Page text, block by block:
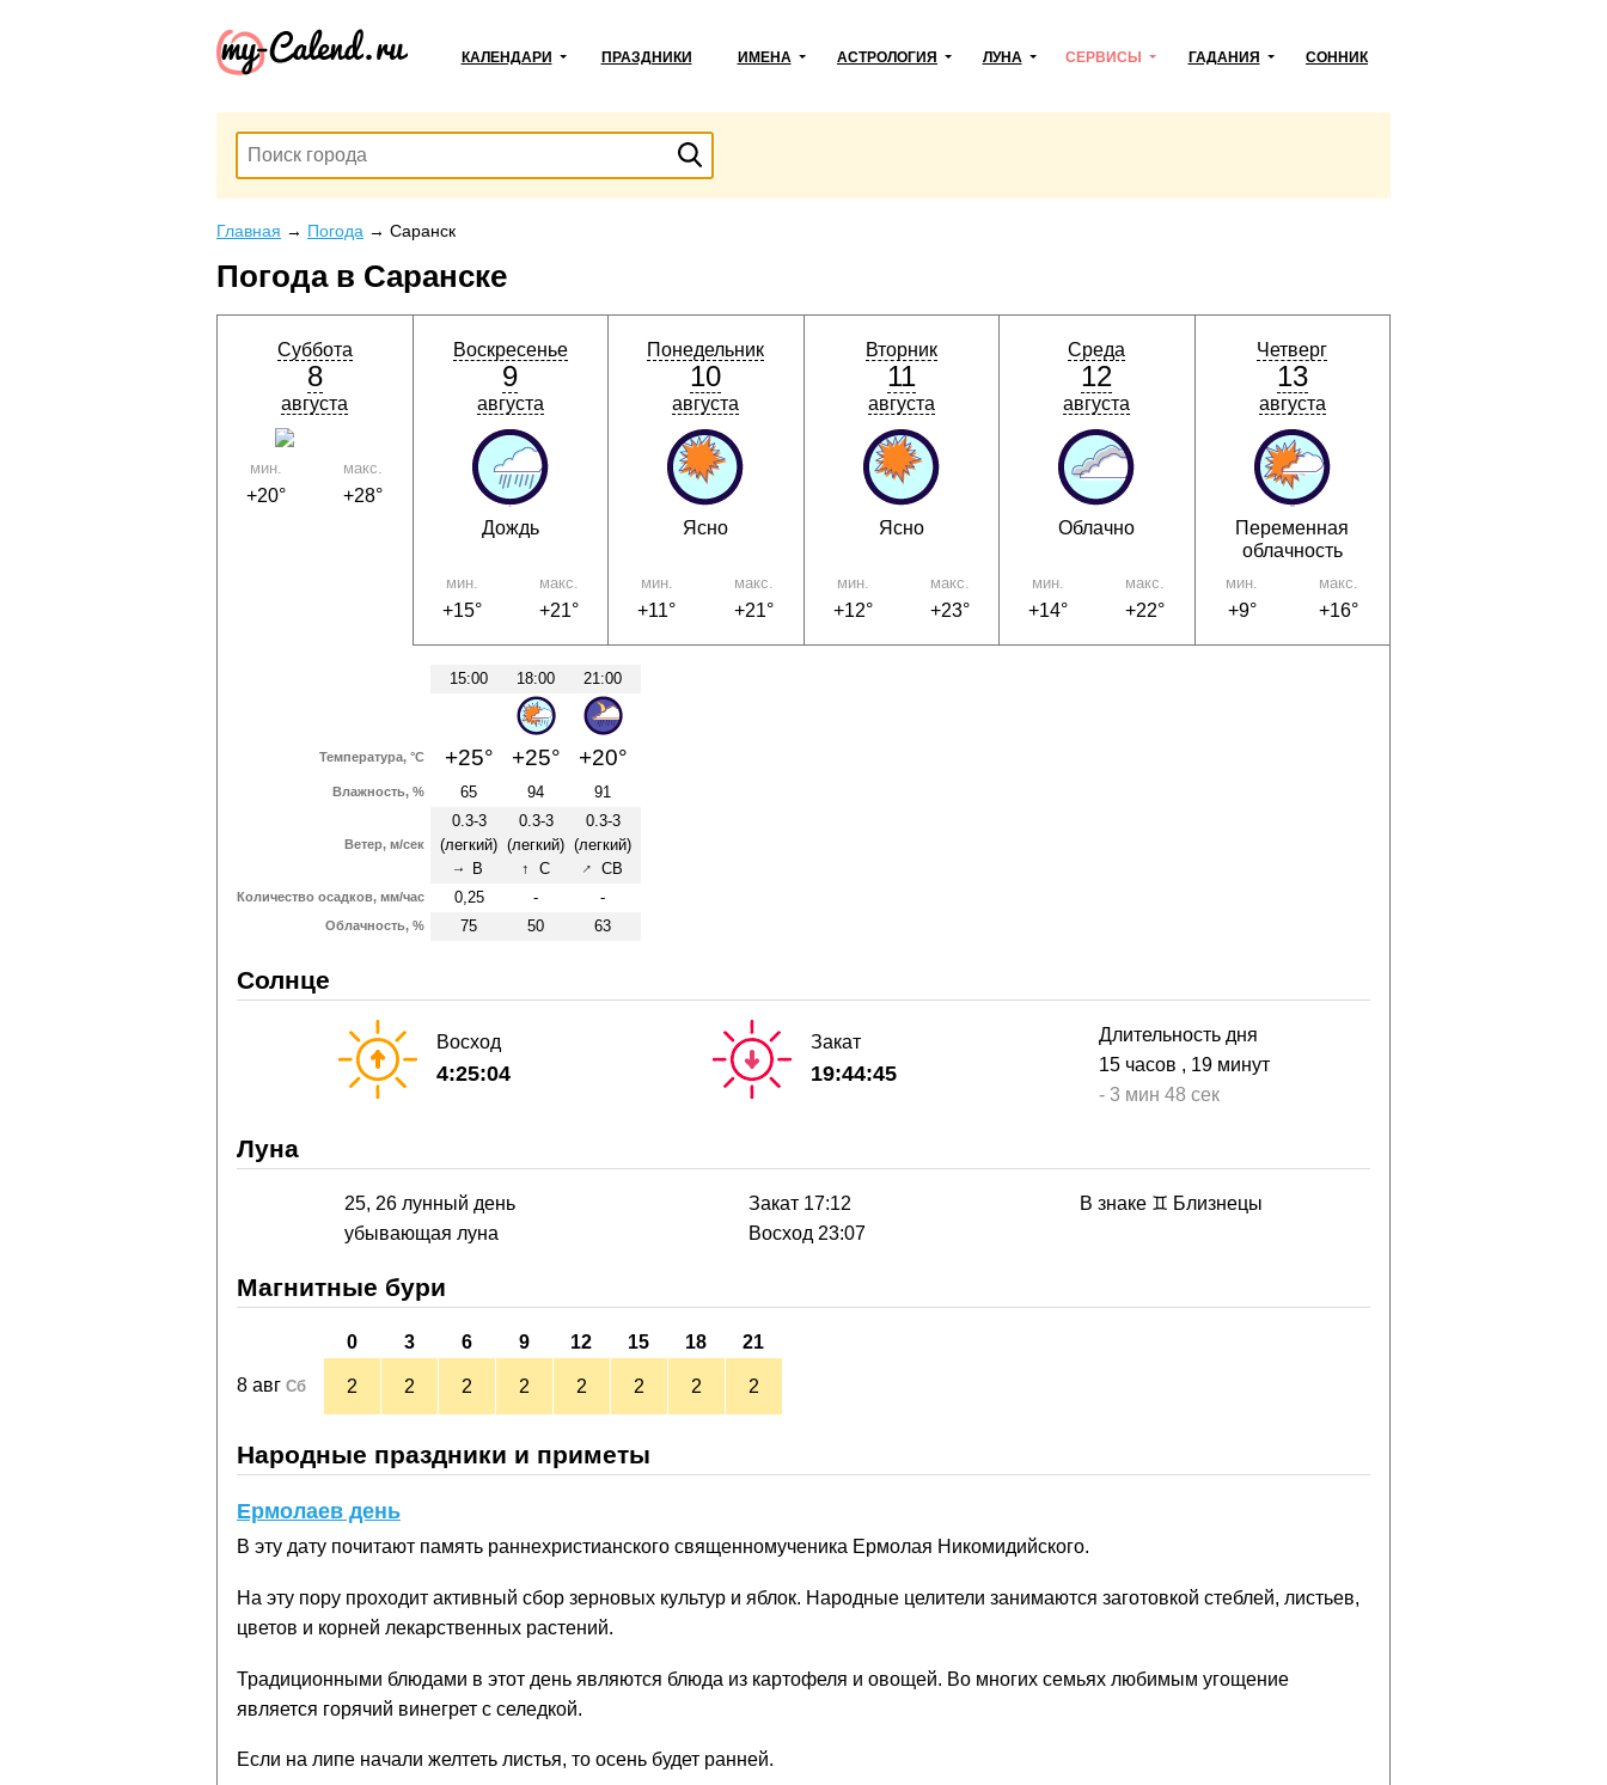
КАЛЕНДАРИ ПРАЗДНИКИ ИМЕНА АСТРОЛОГИЯ ЛУНА СЕРВИСЫ ГАДАНИЯ СОННИК
Главная → Погода → Саранск
Погода в Саранске
Суббота
8
августа
мин.
+20°
макс.
+28°
Воскресенье
9
августа
Дождь
мин.
+15°
макс.
+21°
Понедельник
10
августа
Ясно
мин.
+11°
макс.
+21°
Вторник
11
августа
Ясно
мин.
+12°
макс.
+23°
Среда
12
августа
Облачно
мин.
+14°
макс.
+22°
Четверг
13
августа
Переменная
облачность
мин.
+9°
макс.
+16°
15:00 18:00 21:00
Температура, °C +25° +25° +20°
Влажность, % 65 94 91
Ветер, м/сек
0.3-3
(легкий)
↑ В
0.3-3
(легкий)
↑
С
0.3-3
(легкий)
↑ СВ
Количество осадков, мм/час 0,25 - -
Облачность, % 75 50 63
Солнце
Восход
4:25:04
Закат
19:44:45
Длительность дня
15 часов , 19 минут
- 3 мин 48 сек
Луна
25, 26 лунный день
убывающая луна
Закат 17:12
Восход 23:07
В знаке ♊ Близнецы
Магнитные бури
0 3 6 9 12 15 18 21
8 авг Сб 2 2 2 2 2 2 2 2
Народные праздники и приметы
Ермолаев день
В эту дату почитают память раннехристианского священномученика Ермолая Никомидийского.
На эту пору проходит активный сбор зерновых культур и яблок. Народные целители занимаются заготовкой стеблей, листьев,
цветов и корней лекарственных растений.
Традиционными блюдами в этот день являются блюда из картофеля и овощей. Во многих семьях любимым угощение
является горячий винегрет с селедкой.
Если на липе начали желтеть листья, то осень будет ранней.